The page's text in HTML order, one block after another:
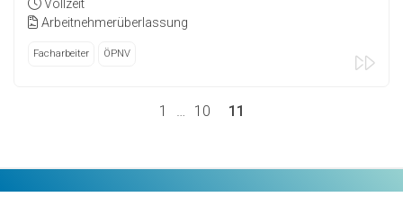
Vollzeit
Arbeitnehmerüberlassung
Facharbeiter ÖPNV
1 … 10 11